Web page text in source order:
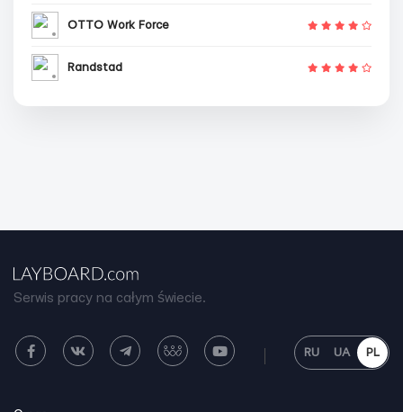
OTTO Work Force
Randstad
Serwis pracy na całym świecie.
RU UA PL